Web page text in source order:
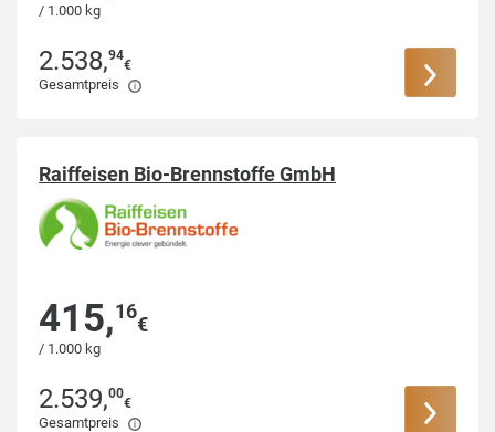
/ 1.000 kg
2.538,94
€
Gesamtpreis
Raiffeisen Bio-Brennstoffe GmbH
415,16
€
/ 1.000 kg
2.539,00
€
Gesamtpreis